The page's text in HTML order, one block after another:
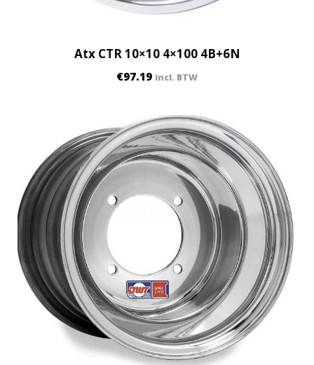
Atx CTR 10×10 4×100 4B+6N
€97.19 incl. BTW